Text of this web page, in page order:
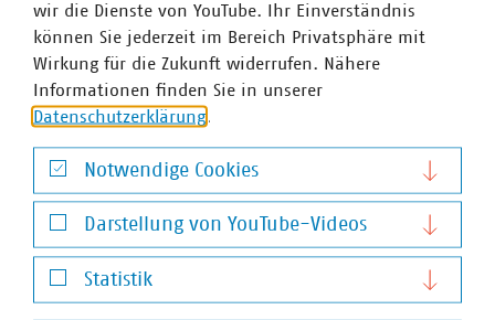
Dr. Andreas Hollstein
Geschäftsführer
+49 211 159243-11
hollstein(at)vku(dot)de
wir die Dienste von YouTube. Ihr Einverständnis
können Sie jederzeit im Bereich Privatsphäre mit
Wirkung für die Zukunft widerrufen. Nähere
Informationen finden Sie in unserer
Datenschutzerklärung
Notwendige Cookies
Notwendige Cookies
Darstellung von YouTube-Videos
Darstellung von YouTube-Videos
Statistik
Statistik